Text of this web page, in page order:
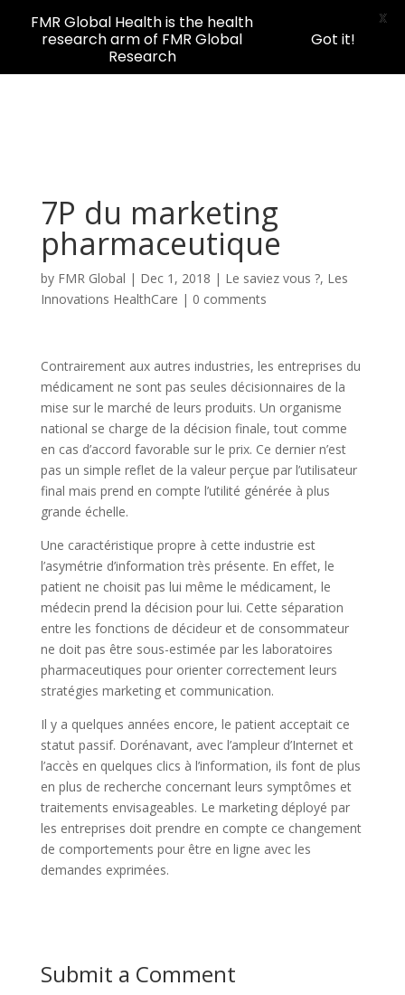
7P du marketing
pharmaceutique
by FMR Global | Dec 1, 2018 | Le saviez vous ?, Les
Innovations HealthCare | 0 comments
Contrairement aux autres industries, les entreprises du
médicament ne sont pas seules décisionnaires de la
mise sur le marché de leurs produits. Un organisme
national se charge de la décision finale, tout comme
en cas d’accord favorable sur le prix. Ce dernier n’est
pas un simple reflet de la valeur perçue par l’utilisateur
final mais prend en compte l’utilité générée à plus
grande échelle.
Une caractéristique propre à cette industrie est
l’asymétrie d’information très présente. En effet, le
patient ne choisit pas lui même le médicament, le
médecin prend la décision pour lui. Cette séparation
entre les fonctions de décideur et de consommateur
ne doit pas être sous-estimée par les laboratoires
pharmaceutiques pour orienter correctement leurs
stratégies marketing et communication.
Il y a quelques années encore, le patient acceptait ce
statut passif. Dorénavant, avec l’ampleur d’Internet et
l’accès en quelques clics à l’information, ils font de plus
en plus de recherche concernant leurs symptômes et
traitements envisageables. Le marketing déployé par
les entreprises doit prendre en compte ce changement
de comportements pour être en ligne avec les
demandes exprimées.
Submit a Comment
FMR Global Health is the health
research arm of FMR Global
Research
Got it!
X